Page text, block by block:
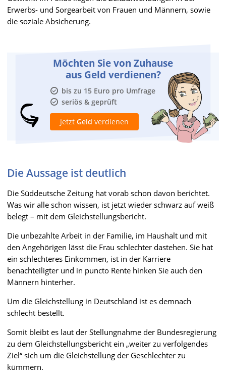
Erwerbs- und Sorgearbeit von Frauen und Männern, sowie
die soziale Absicherung.
Möchten Sie von Zuhause
aus Geld verdienen?
bis zu 15 Euro pro Umfrage
seriös & geprüft
Jetzt Geld verdienen
Die Aussage ist deutlich
Die Süddeutsche Zeitung hat vorab schon davon berichtet.
Was wir alle schon wissen, ist jetzt wieder schwarz auf weiß
belegt – mit dem Gleichstellungsbericht.
Die unbezahlte Arbeit in der Familie, im Haushalt und mit
den Angehörigen lässt die Frau schlechter dastehen. Sie hat
ein schlechteres Einkommen, ist in der Karriere
benachteiligter und in puncto Rente hinken Sie auch den
Männern hinterher.
Um die Gleichstellung in Deutschland ist es demnach
schlecht bestellt.
Somit bleibt es laut der Stellungnahme der Bundesregierung
zu dem Gleichstellungsbericht ein „weiter zu verfolgendes
Ziel“ sich um die Gleichstellung der Geschlechter zu
kümmern.